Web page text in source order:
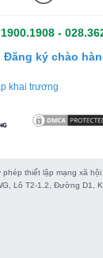
1900.1908 -
Đăng ký chào
khai trương
thiết lập mạng xã
Lô T2-1.2, Đường D1,